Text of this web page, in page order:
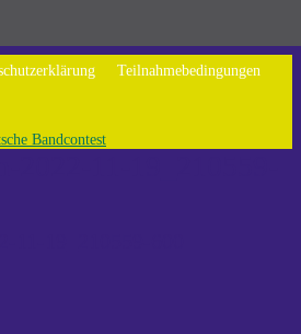
Teilnahmebedingungen